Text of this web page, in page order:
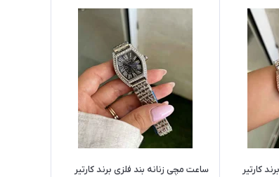
کارتیر
ساعت مچی زنانه بند فلزی برند کارتیر